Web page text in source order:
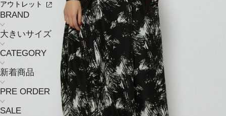
アウトレット
BRAND
大きいサイズ
CATEGORY
新着商品
PRE ORDER
SALE